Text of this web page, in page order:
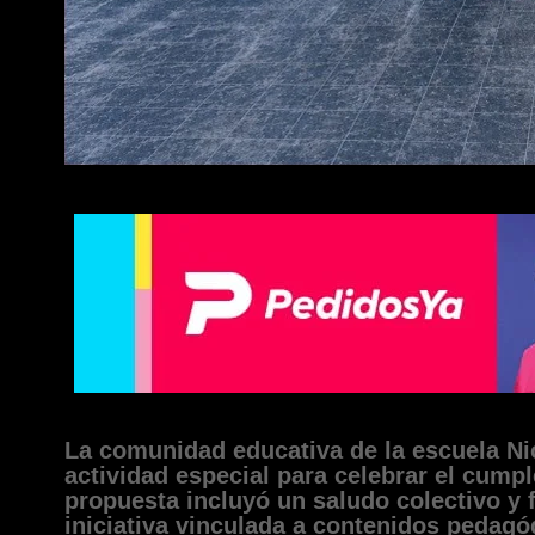
La comunidad educativa de la escuela
actividad especial para celebrar el
propuesta incluyó un saludo colectivo y
iniciativa vinculada a contenidos